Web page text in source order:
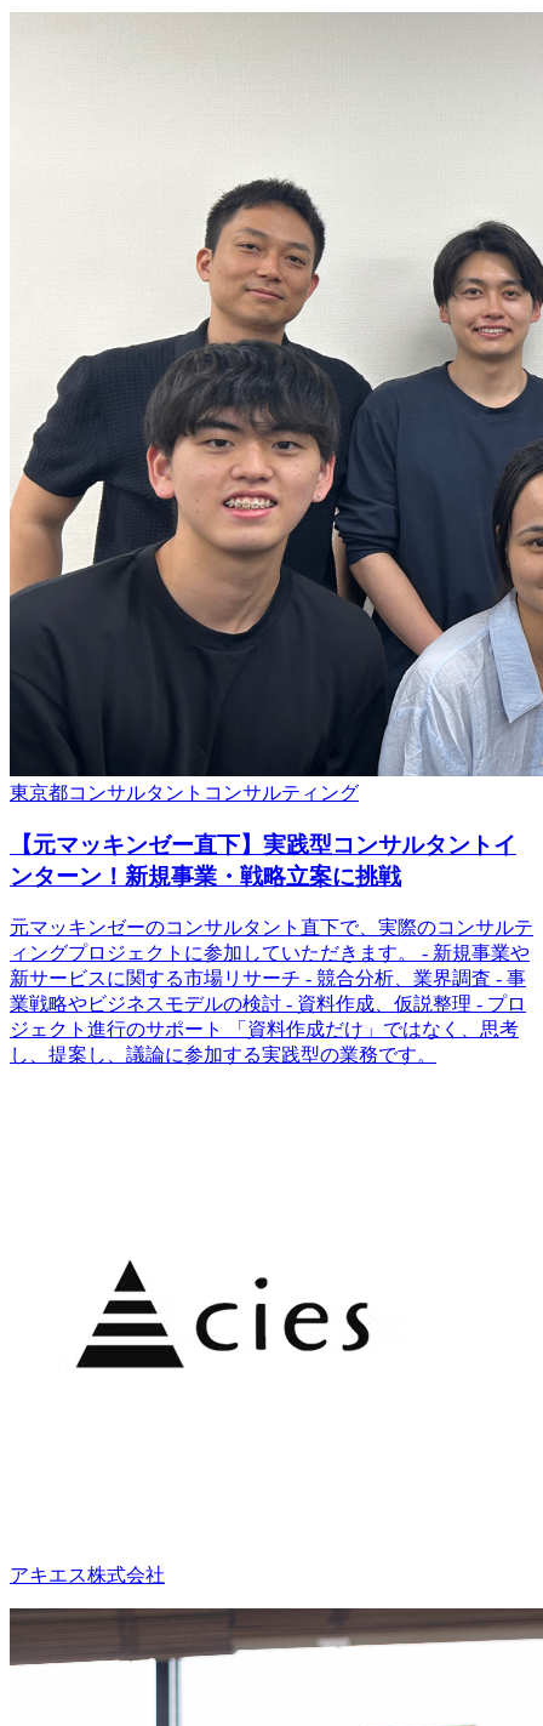
東京都コンサルタント コンサルティング
【元マッキンゼー直下】実践型コンサルタントイ
ンターン！新規事業・戦略立案に挑戦
元マッキンゼーのコンサルタント直下で、実際のコンサルテ
ィングプロジェクトに参加していただきます。 - 新規事業や
新サービスに関する市場リサーチ - 競合分析、業界調査 - 事
業戦略やビジネスモデルの検討 - 資料作成、仮説整理 - プロ
ジェクト進行のサポート 「資料作成だけ」ではなく、思考
し、提案し、議論に参加する実践型の業務です。
アキエス株式会社